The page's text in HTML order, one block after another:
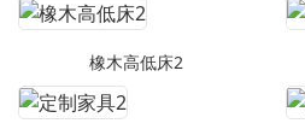
橡木高低床2